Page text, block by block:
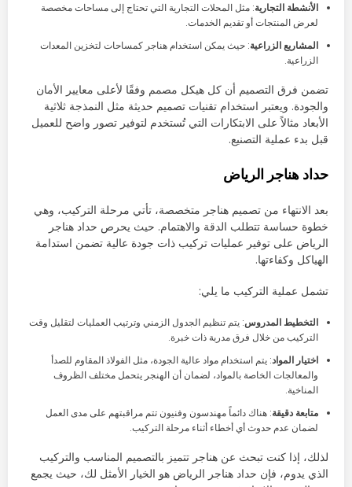
الأنشطة التجارية: مثل المحلات التجارية التي تحتاج إلى مساحات مخصصة
لعرض المنتجات أو تقديم الخدمات.
المشاريع الزراعية: حيث يمكن استخدام هناجر كمساحات لتخزين المعدات
الزراعية.
تضمن فرق التصميم أن كل هيكل مصمم وفقًا لأعلى معايير الأمان
والجودة. ويعتبر استخدام تقنيات تصميم حديثة مثل النمذجة ثلاثية
الأبعاد مثالاً على الابتكارات التي تُستخدم لتوفير تصور واضح للعميل
قبل بدء عملية التصنيع.
حداد هناجر الرياض
بعد الانتهاء من تصميم هناجر متخصصة، تأتي مرحلة التركيب، وهي
خطوة حساسة تتطلب الدقة والاهتمام. حيث يحرص حداد هناجر
الرياض على توفير عمليات تركيب ذات جودة عالية تضمن استدامة
الهياكل وكفاءتها.
تشمل عملية التركيب ما يلي:
التخطيط المدروس: يتم تنظيم الجدول الزمني وترتيب العمليات لتقليل وقت
التركيب من خلال فرق مدربة ذات خبرة.
اختيار المواد: يتم استخدام مواد عالية الجودة، مثل الفولاذ المقاوم للصدأ
والمعالجات الخاصة بالمواد، لضمان أن الهنجر يتحمل مختلف الظروف
المناخية.
متابعة دقيقة: هناك دائماً مهندسون وفنيون تتم مراقبتهم على مدى العمل
لضمان عدم حدوث أي أخطاء أثناء مرحلة التركيب.
لذلك، إذا كنت تبحث عن هناجر تتميز بالتصميم المناسب والتركيب
الذي يدوم، فإن حداد هناجر الرياض هو الخيار الأمثل لك، حيث يجمع